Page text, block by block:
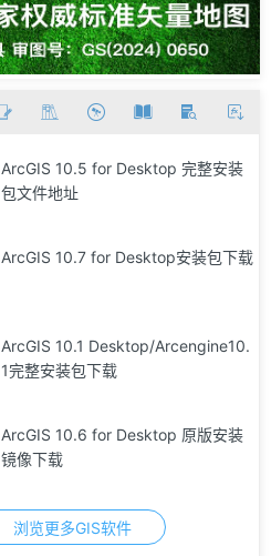
ArcGIS 10.5 for Desktop 完整安装
包文件地址
ArcGIS 10.7 for Desktop安装包下载
ArcGIS 10.1 Desktop/Arcengine10.
1完整安装包下载
ArcGIS 10.6 for Desktop 原版安装
镜像下载
浏览更多GIS软件